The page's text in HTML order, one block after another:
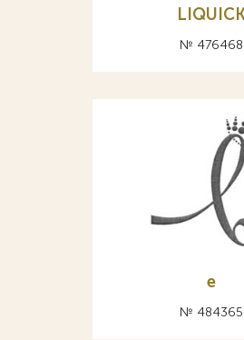
№ 476468
е
№ 484365